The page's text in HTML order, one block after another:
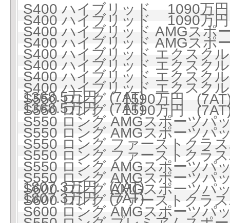
S400 ハイブリッド 1090万
S400 ハイブリッド 1090万
S400 ハイブリッド AMGス
S400 ハイブリッド AMGス
S400 ハイブリッド エクス
S400 ハイブリッド エクス
S400 ハイブリッド エクスク
1368.5万円 (7AT)
S400 ハイブリッド エクスク
1368.5万円 (7AT)
S550 ロング 1590万円
S550 ロング 1590万円
S550 ロング AMGスポーツ
S550 ロング AMGスポーツ
S550 ロング ファーストク
S550 ロング ファーストク
S550 ロング AMGスポーツ
1807.3万円 (7AT)
S550 ロング AMGスポーツ
1807.3万円 (7AT)
S600 ロング AMGスポーツ
S600 ロング ファーストク
S600 ロング AMGスポーツ